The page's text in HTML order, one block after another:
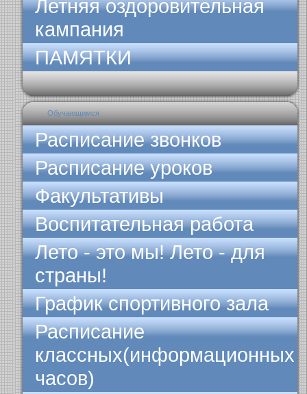
Летняя оздоровительная
кампания
ПАМЯТКИ
Обучающимся
Расписание звонков
Расписание уроков
Факультативы
Воспитательная работа
Лето - это мы! Лето - для
страны!
График спортивного зала
Расписание
классных(информационных
часов)